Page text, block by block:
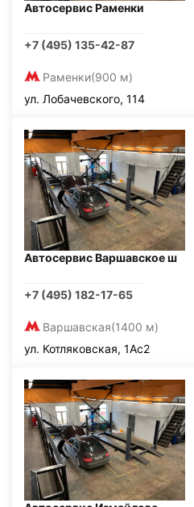
Автосервис Раменки
+7 (495) 135-42-87
Раменки(900 м)
ул. Лобачевского, 114
Автосервис Варшавское ш
+7 (495) 182-17-65
Варшавская(1400 м)
ул. Котляковская, 1Ас2